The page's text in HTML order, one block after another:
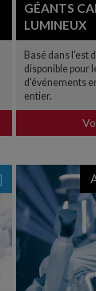
GÉANTS
LUMINEUX
Basé dans l'est
disponible pour
d'événements
entier.